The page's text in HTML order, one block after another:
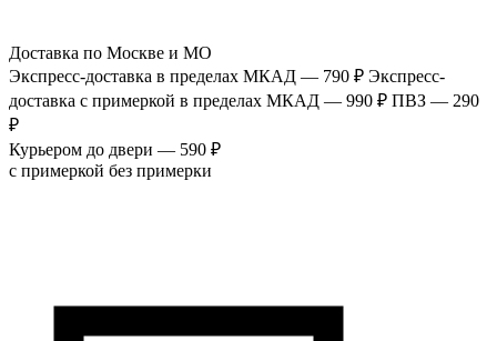
Доставка по Москве и МО
Экспресс-доставка в пределах МКАД — 790 ₽ Экспресс-
доставка с примеркой в пределах МКАД — 990 ₽ ПВЗ — 290
₽
Курьером до двери — 590 ₽
с примеркой без примерки